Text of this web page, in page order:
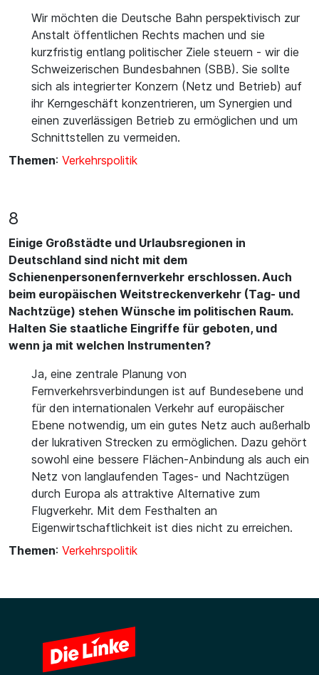
Wir möchten die Deutsche Bahn perspektivisch zur
Anstalt öffentlichen Rechts machen und sie
kurzfristig entlang politischer Ziele steuern - wir die
Schweizerischen Bundesbahnen (SBB). Sie sollte
sich als integrierter Konzern (Netz und Betrieb) auf
ihr Kerngeschäft konzentrieren, um Synergien und
einen zuverlässigen Betrieb zu ermöglichen und um
Schnittstellen zu vermeiden.
Themen: Verkehrspolitik
8
Einige Großstädte und Urlaubsregionen in
Deutschland sind nicht mit dem
Schienenpersonenfernverkehr erschlossen. Auch
beim europäischen Weitstreckenverkehr (Tag- und
Nachtzüge) stehen Wünsche im politischen Raum.
Halten Sie staatliche Eingriffe für geboten, und
wenn ja mit welchen Instrumenten?
Ja, eine zentrale Planung von
Fernverkehrsverbindungen ist auf Bundesebene und
für den internationalen Verkehr auf europäischer
Ebene notwendig, um ein gutes Netz auch außerhalb
der lukrativen Strecken zu ermöglichen. Dazu gehört
sowohl eine bessere Flächen-Anbindung als auch ein
Netz von langlaufenden Tages- und Nachtzügen
durch Europa als attraktive Alternative zum
Flugverkehr. Mit dem Festhalten an
Eigenwirtschaftlichkeit ist dies nicht zu erreichen.
Themen: Verkehrspolitik